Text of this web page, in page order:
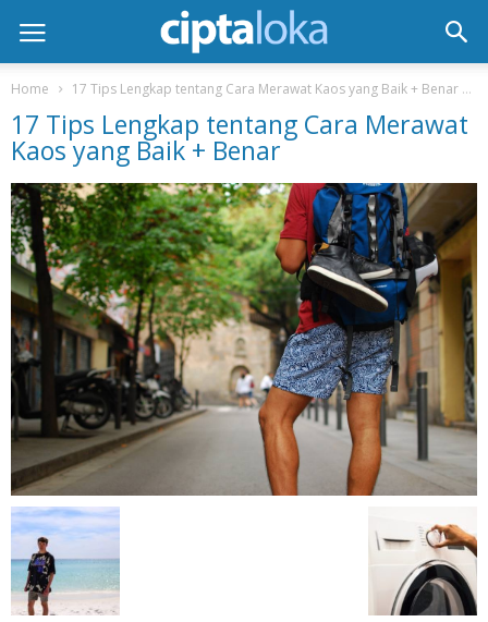
Home 17 Tips Lengkap tentang Cara Merawat Kaos yang Baik + Benar
17 Tips Lengkap tentang Cara Merawat
Kaos yang Baik + Benar